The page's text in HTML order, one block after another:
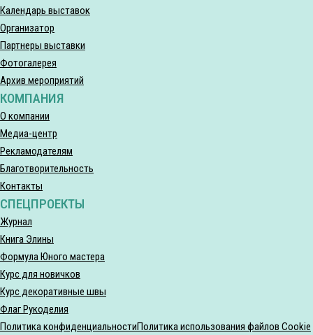
Календарь выставок
Организатор
Партнеры выставки
Фотогалерея
Архив мероприятий
КОМПАНИЯ
О компании
Медиа-центр
Рекламодателям
Благотворительность
Контакты
СПЕЦПРОЕКТЫ
Журнал
Книга Элины
Формула Юного мастера
Курс для новичков
Курс декоративные швы
Флаг Рукоделия
Политика конфиденциальностиПолитика использования файлов Cookie